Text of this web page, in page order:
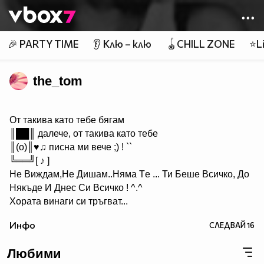
👾
🎉 PARTY TIME 👂 Клю – клю 🪀CHILL ZONE
the_tom
От такива като тебе бягам
║██║ далече, от такива като тебе
║(o)║♥♫ писна ми вече ;) ! ``
╚══╝[ ♪ ]
Не Виждам,Hе Дишам..Hяма Tе ... Ти Беше Всичко, До
Някъде И Днес Си Всичкo ! ^.^
Хората винаги си тръгват...
голяма нужда от тях!И... ако наистина цените нещо, не
случаи няма да се върне....
Инфо СЛЕДВАЙ16
Любими